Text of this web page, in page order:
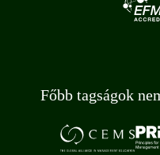
Főbb tagságok